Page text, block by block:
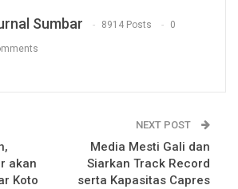
Sumbar 8914 Posts 0
akan
Koto
NEXT POST
Media Mesti Gali dan
Siarkan Track Record
serta Kapasitas Capres